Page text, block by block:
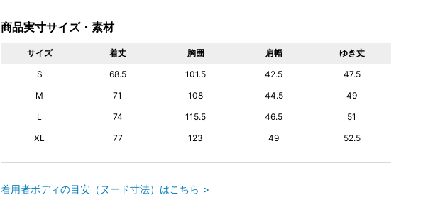
商品実寸サイズ・素材
サイズ 着丈 胸囲 肩幅
ゆき丈
S
68.5 101.5 42.5
47.5
M
71 108 44.5
49
L
74 115.5 46.5
51
XL
77 123 49 52.5
着用者ボディの目安（ヌード寸法）はこちら